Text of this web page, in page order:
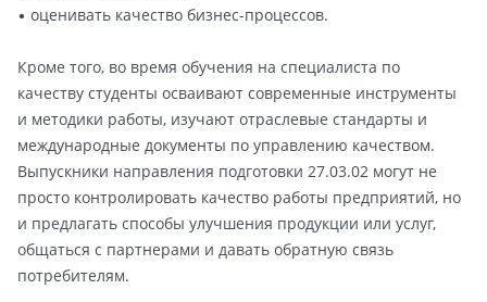
• оценивать качество бизнес-процессов.
Кроме того, во время обучения на специалиста по
качеству студенты осваивают современные инструменты
и методики работы, изучают отраслевые стандарты и
международные документы по управлению качеством.
Выпускники направления подготовки 27.03.02 могут не
просто контролировать качество работы предприятий, но
и предлагать способы улучшения продукции или услуг,
общаться с партнерами и давать обратную связь
потребителям.